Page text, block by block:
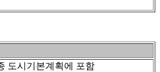
도시기본계획에 포함